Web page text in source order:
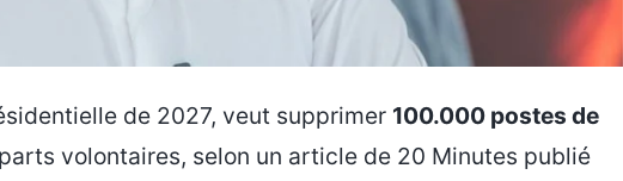
de 2027, veut supprimer 100.000 postes de
volontaires, selon un article de 20 Minutes publié